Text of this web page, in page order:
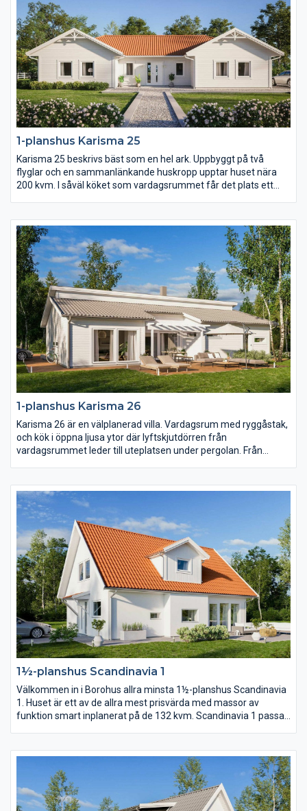
1-planshus Karisma 25
Karisma 25 beskrivs bäst som en hel ark. Uppbyggt på två
flyglar och en sammanlänkande huskropp upptar huset nära
200 kvm. I såväl köket som vardagsrummet får det plats ett
på hela 23 kvm med utgång till den öppna innergården på
trädgårdssidan.
1-planshus Karisma 26
Karisma 26 är en välplanerad villa. Vardagsrum med ryggåstak,
och kök i öppna ljusa ytor där lyftskjutdörren från
vardagsrummet leder till uteplatsen under pergolan. Från
klädvården, en klädvård i generös storlek. Separerat från
gemensamhetsytorna ligger sovrummen och allrum.
1½-planshus Scandinavia 1
Välkommen in i Borohus allra minsta 1½-planshus Scandinavia
1. Huset är ett av de allra mest prisvärda med massor av
funktion smart inplanerat på de 132 kvm. Scandinavia 1 passar
den finaste delen av trädgården eller utsikten.